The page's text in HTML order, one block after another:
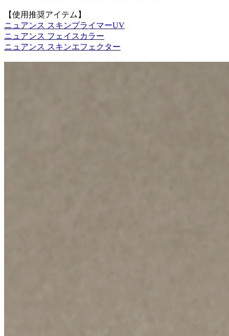
【使用推奨アイテム】
ニュアンス スキンプライマーUV
ニュアンス フェイスカラー
ニュアンス スキンエフェクター